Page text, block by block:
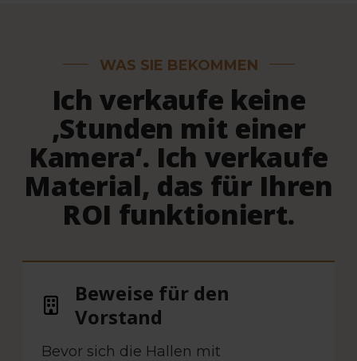
WAS SIE BEKOMMEN
Ich verkaufe keine
‚Stunden mit einer
Kamera‘. Ich verkaufe
Material, das für Ihren
ROI funktioniert.
Beweise für den
Vorstand
Bevor sich die Hallen mit